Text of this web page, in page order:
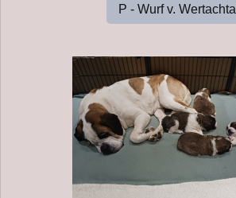
P - Wurf v. Wertachtal